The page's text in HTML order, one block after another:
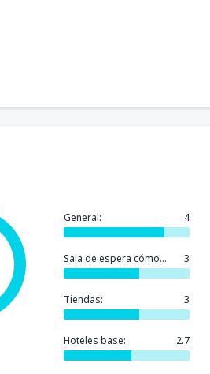
General: 4
Sala de espera cómoda: 3
Tiendas: 3
Hoteles base: 2.7